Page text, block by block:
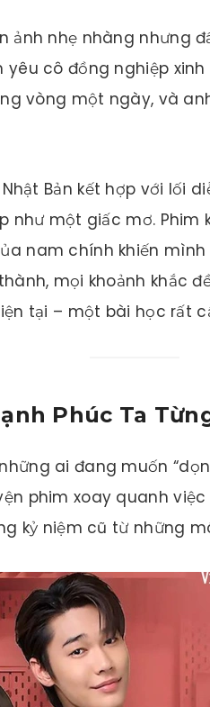
ảnh nhẹ nhàng nhưng
cô đồng nghiệp xinh
vòng một ngày, và
Bản kết hợp với lối
như một giấc mơ.
nam chính khiến
mọi khoảnh khắc
tại – một bài học rất
Phúc Ta
ai đang muốn
phim xoay quanh
kỷ niệm cũ từ những